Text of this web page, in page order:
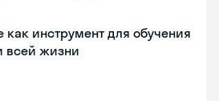
инструмент для обучения
всей жизни